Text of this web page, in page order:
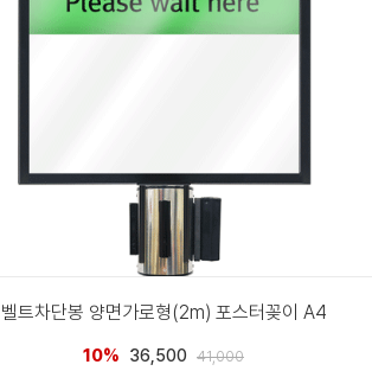
벨트차단봉 양면가로형(2m) 포스터꽂이 A4
10% 36,500 41,000